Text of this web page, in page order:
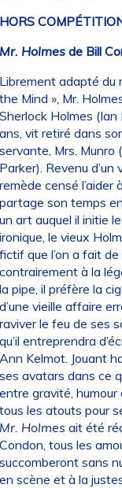
Holmes de Bill
adapté du
Mind », Mr.
Holmes (Ian
vit retiré dans
Mrs. Munro
Revenu d’un
censé l’aider
son temps
art auquel il initie
le vieux
que l’on a fait
à la
pipe, il préfère la
vieille affaire
le feu de ses
entreprendra
Kelmot. Jouant
avatars dans ce
gravité, humour
les atouts pour
Holmes ait été
tous les
sans
scène et à la